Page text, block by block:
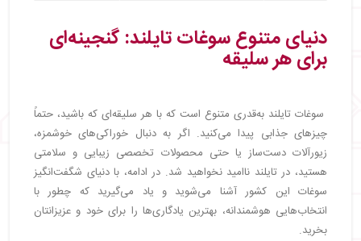
دنیای متنوع سوغات تایلند: گنجینه‌ای
برای هر سلیقه
سوغات تایلند به‌قدری متنوع است که با هر سلیقه‌ای که باشید، حتماً
چیزهای جذابی پیدا می‌کنید. اگر به دنبال خوراکی‌های خوشمزه،
زیورآلات دست‌ساز یا حتی محصولات تخصصی زیبایی و سلامتی
هستید، در تایلند ناامید نخواهید شد. در ادامه، با دنیای شگفت‌انگیز
سوغات این کشور آشنا می‌شوید و یاد می‌گیرید که چطور با
انتخاب‌هایی هوشمندانه، بهترین یادگاری‌ها را برای خود و عزیزانتان
بخرید.